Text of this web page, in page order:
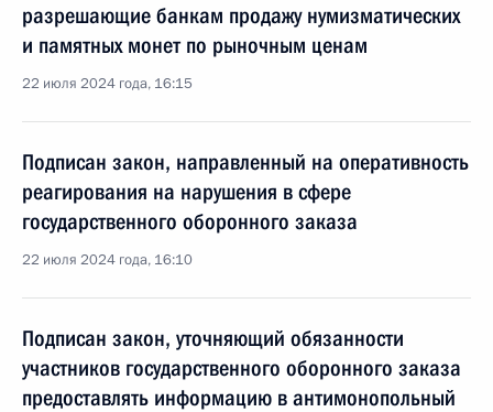
разрешающие банкам продажу нумизматических
и памятных монет по рыночным ценам
22 июля 2024 года, 16:15
Подписан закон, направленный на оперативность
реагирования на нарушения в сфере
государственного оборонного заказа
22 июля 2024 года, 16:10
Подписан закон, уточняющий обязанности
участников государственного оборонного заказа
предоставлять информацию в антимонопольный